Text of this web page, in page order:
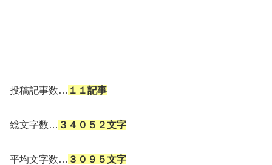
投稿記事数… １１記事
総文字数… ３４０５２文字
平均文字数… ３０９５文字